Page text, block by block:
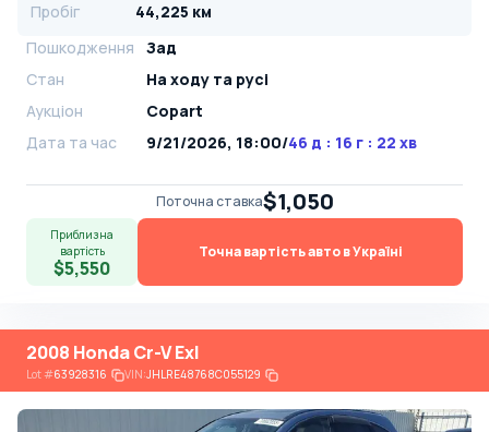
Пробіг
44,225 км
Пошкодження
Зад
Стан
На ​​ходу та русі
Аукціон
Copart
Дата та час
9/21/2026, 18:00/46 д : 16 г : 22 хв
Поточна ставка$1,050
Приблизна
вартість
$5,550
Точна вартість авто в Україні
2008 Honda Cr-V Exl
Lot#63928316 VIN:JHLRE48768C055129